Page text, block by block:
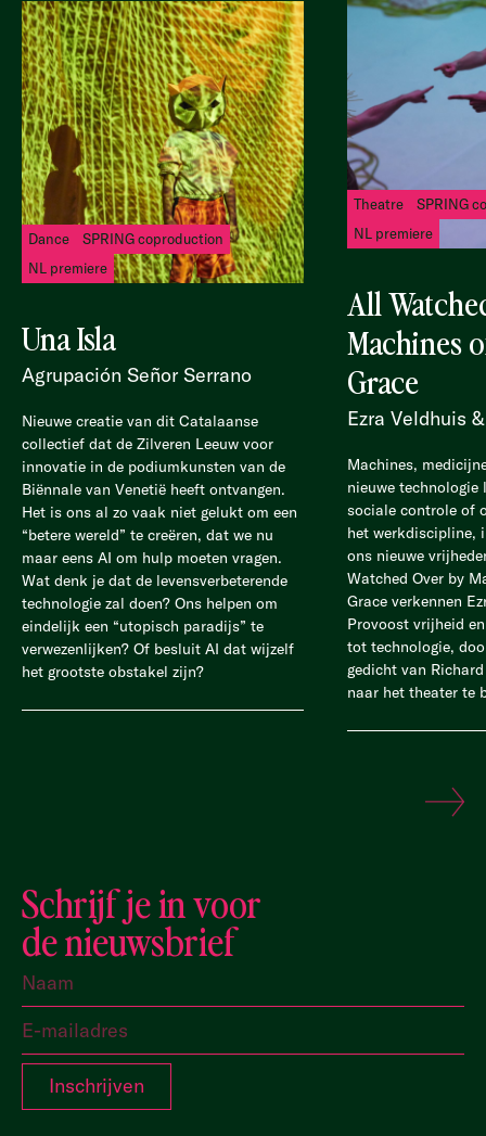
Dance
SPRING coproduction
NL premiere
Una Isla
Agrupación Señor Serrano
Nieuwe creatie van dit Catalaanse
collectief dat de Zilveren Leeuw voor
innovatie in de podiumkunsten van de
Biënnale van Venetië heeft ontvangen.
Het is ons al zo vaak niet gelukt om een
“betere wereld” te creëren, dat we nu
maar eens AI om hulp moeten vragen.
Wat denk je dat de levensverbeterende
technologie zal doen? Ons helpen om
eindelijk een “utopisch paradijs” te
verwezenlijken? Of besluit AI dat wijzelf
het grootste obstakel zijn?
Theatre
SPRING
NL premiere
All
Machines
Grace
Ezra Veldhuis
Machines,
nieuwe
sociale controle of
het werkdiscipline,
ons nieuwe
Watched Over by
Grace verkennen
Provoost vrijheid
tot technologie,
gedicht van
naar het theater te
Schrijf je in voor
de nieuwsbrief